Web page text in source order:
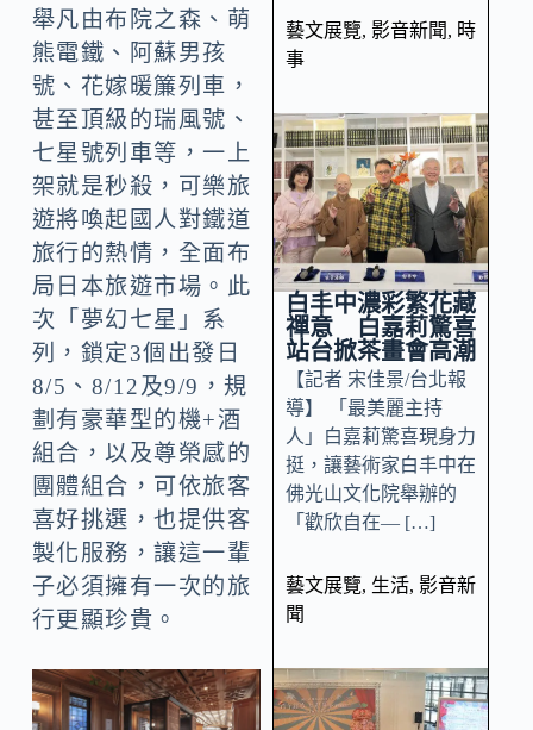
舉凡由布院之森、萌
熊電鐵、阿蘇男孩
號、花嫁暖簾列車，
甚至頂級的瑞風號、
七星號列車等，一上
架就是秒殺，可樂旅
遊將喚起國人對鐵道
旅行的熱情，全面布
局日本旅遊市場。此
次「夢幻七星」系
列，鎖定3個出發日
8/5、8/12及9/9，規
劃有豪華型的機+酒
組合，以及尊榮感的
團體組合，可依旅客
喜好挑選，也提供客
製化服務，讓這一輩
子必須擁有一次的旅
行更顯珍貴。
藝文展覽, 影音新聞, 時
事
白丰中濃彩繁花藏
禪意 白嘉莉驚喜
站台掀茶畫會高潮
【記者 宋佳景/台北報
導】 「最美麗主持
人」白嘉莉驚喜現身力
挺，讓藝術家白丰中在
佛光山文化院舉辦的
「歡欣自在— […]
藝文展覽, 生活, 影音新
聞